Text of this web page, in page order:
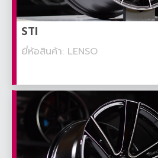
STI
ยี่ห้อสินค้า: LENSO